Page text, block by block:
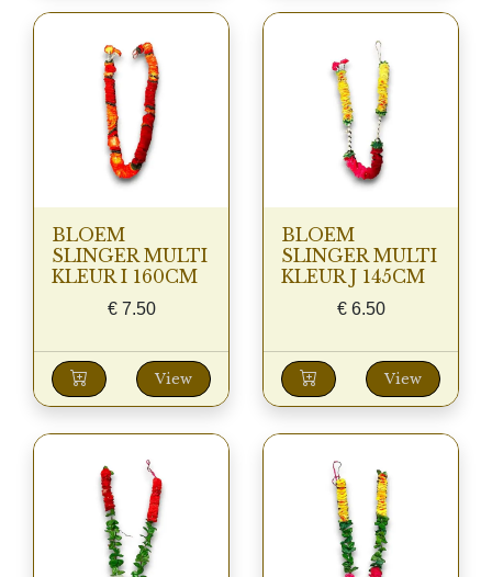
BLOEM
SLINGER MULTI
KLEUR I 160CM
€7.50
View
BLOEM
SLINGER MULTI
KLEUR J 145CM
€6.50
View